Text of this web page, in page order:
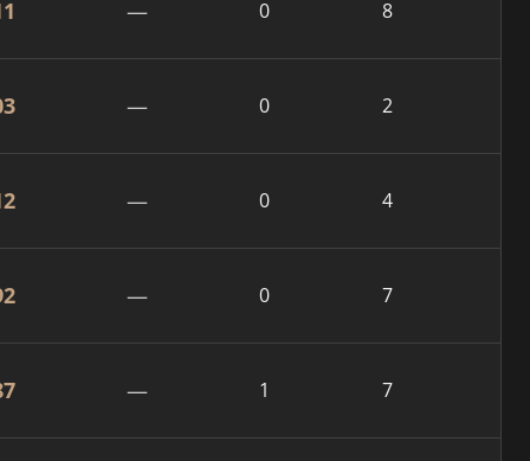
— 0 8
— 0 2
— 0 4
— 0 7
— 1 7